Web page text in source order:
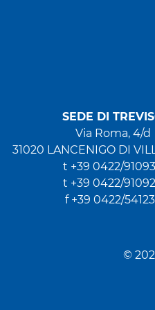
SEDE DI
Via Roma, 4/d
31020 LANCENIGO DI
t +39 0422/
t +39 0422/
f +39 0422/
©